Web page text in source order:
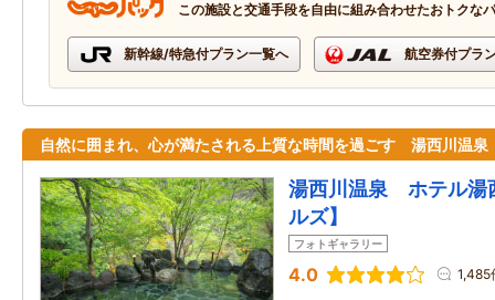
この施設と交通手段を自由に組み合わせたおトクな
新幹線/特急付プラン一覧へ 航空券付プラ
自然に囲まれ、心が満たされる上質な時間を過ごす 湯西川温泉
湯西川温泉 ホテル湯
ルズ】
フォトギャラリー
4.0 1,485